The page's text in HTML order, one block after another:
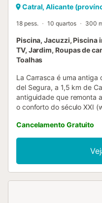
Catral, Alicante
18 pess. 10 quartos 300
Piscina, Jacuzzi, Piscina
TV, Jardim, Roupas de
Toalhas
La Carrasca é uma antiga
del Segura, a 1,5 km de
antiguidade que remonta
o conforto do século XXI
mitologia grega de Fermín
jardim vedado de
variedade de árvores
palmeira, pinheiro,
local ideal para as
Cancelamento Gratuito